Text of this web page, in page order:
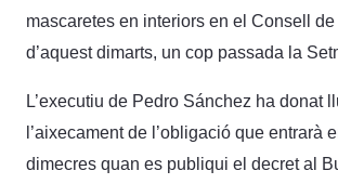
mascaretes en interiors en el Consell
d’aquest dimarts, un cop passada la
L’executiu de Pedro Sánchez ha donat
l’aixecament de l’obligació que entrarà
dimecres quan es publiqui el decret al